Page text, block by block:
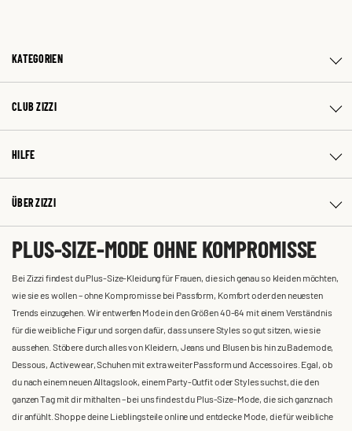
KATEGORIEN
CLUB ZIZZI
HILFE
ÜBER ZIZZI
PLUS-SIZE-MODE OHNE KOMPROMISSE
Bei Zizzi findest du Plus-Size-Kleidung für Frauen, die sich genau so kleiden möchten,
wie sie es wollen – ohne Kompromisse bei Passform, Komfort oder den neuesten
Trends einzugehen. Wir entwerfen Mode in den Größen 40-64 mit einem Verständnis
für die weibliche Figur und sorgen dafür, dass unsere Styles so gut sitzen, wie sie
aussehen. Stöbere durch alles von Kleidern, Jeans und Blusen bis hin zu Bademode,
Dessous, Activewear, Schuhen mit extra weiter Passform und Accessoires. Egal, ob
du nach einem neuen Alltagslook, einem Party-Outfit oder Styles suchst, die den
ganzen Tag mit dir mithalten – bei uns findest du Plus-Size-Mode, die sich ganz nach
dir anfühlt. Shoppe deine Lieblingsteile online und entdecke Mode, die für weibliche